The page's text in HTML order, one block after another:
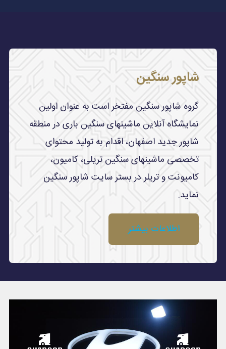
شاپور سنگین
گروه شاپور سنگین مفتخر است به عنوان اولین
نمایشگاه آنلاین ماشینهای سنگین باری در منطقه
شاپور جدید اصفهان، اقدام به تولید محتوای
تخصصی ماشینهای سنگین تریلی، کامیون،
کامیونت و تریلر در بستر سایت شاپور سنگین
نماید.
اطلاعات بیشتر